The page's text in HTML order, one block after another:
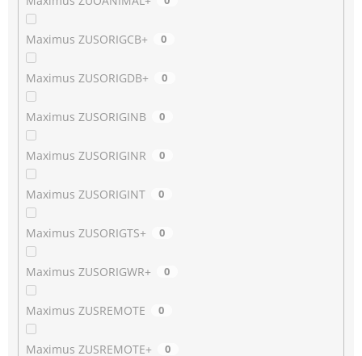
Maximus ZUSORIGCB+ 0
Maximus ZUSORIGDB+ 0
Maximus ZUSORIGINB 0
Maximus ZUSORIGINR 0
Maximus ZUSORIGINT 0
Maximus ZUSORIGTS+ 0
Maximus ZUSORIGWR+ 0
Maximus ZUSREMOTE 0
Maximus ZUSREMOTE+ 0